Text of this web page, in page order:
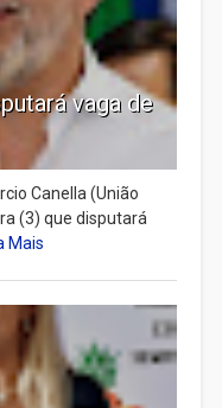
vaga de
Canella (União
(3) que disputará
Mais